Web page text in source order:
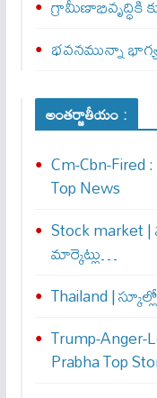
గ్రామీణాభివృద్ధికి
భవనమున్నా
అంతర్జాతీయం :
Cm-Cbn-
Top News
Stock
మార్కెట్లు…
Thailand |
Trump-Anger-
Prabha Top